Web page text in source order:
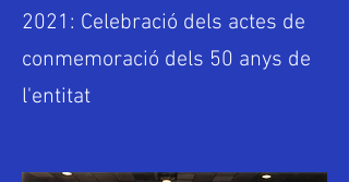
2021: Celebració dels actes de
conmemoració dels 50 anys de
l'entitat